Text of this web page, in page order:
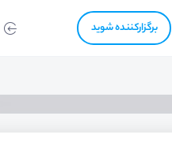
برگزار‌‌کننده شوید